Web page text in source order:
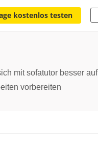
kostenlos testen
mit sofatutor besser auf
vorbereiten